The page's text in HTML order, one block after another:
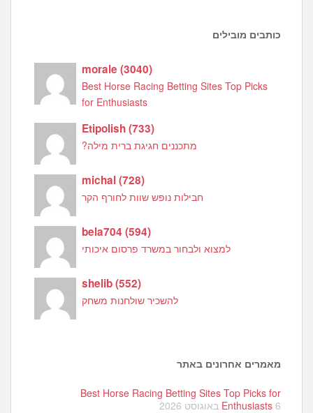
כותבים מובילים
morale(3040)
Best Horse Racing Betting Sites Top Picks
for Enthusiasts
Etipolish(733)
מתכננים חגיגת ברית מילה?
michal(728)
חבילות נופש שוות לחורף הקר
bela704(594)
למצוא ולבחור במשרד פרסום איכותי
shelib(552)
להשכיר שולחנות משחק
מאמרים אחרונים באתר
Best Horse Racing Betting Sites Top Picks for
Enthusiasts 6 באוגוסט 2026